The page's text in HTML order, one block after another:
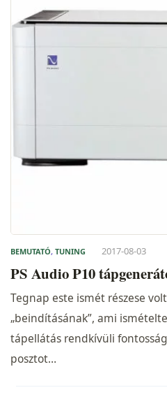
BEMUTATÓ, TUNING 2017-08-03
PS Audio P10
Tegnap este ismét részese
„beindításának”, ami
tápellátás rendkívüli
posztot…